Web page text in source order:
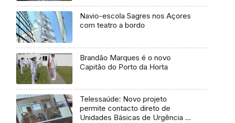
Navio-escola Sagres nos Açores
com teatro a bordo
Brandão Marques é o novo
Capitão do Porto da Horta
Telessaúde: Novo projeto
permite contacto direto de
Unidades Básicas de Urgência e